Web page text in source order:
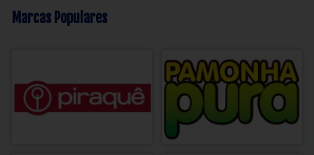
Marcas Populares